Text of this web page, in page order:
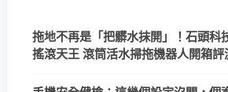
拖地不再是「把髒水抹開」！石頭
搖滾天王 滾筒活水掃拖機器人開箱評